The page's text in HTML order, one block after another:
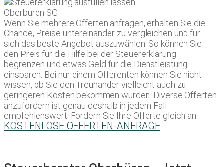
Wenn Sie mehrere Offerten anfragen, erhalten Sie die
Chance, Preise untereinander zu vergleichen und für
sich das beste Angebot auszuwählen. So können Sie
den Preis für die Hilfe bei der Steuererklärung
begrenzen und etwas Geld für die Dienstleistung
einsparen. Bei nur einem Offerenten können Sie nicht
wissen, ob Sie den Treuhänder vielleicht auch zu
geringeren Kosten bekommen würden. Diverse Offerten
anzufordern ist genau deshalb in jedem Fall
empfehlenswert. Fordern Sie Ihre Offerte gleich an:
KOSTENLOSE OFFERTEN-ANFRAGE